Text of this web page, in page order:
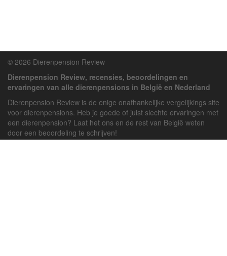
© 2026 Dierenpension Review
Dierenpension Review, recensies, beoordelingen en
ervaringen van alle dierenpensions in België en Nederland
Dierenpension Review is de enige onafhankelijke vergelijkings site
voor dierenpensions. Heb je goede of juist slechte ervaringen met
een dierenpension? Laat het ons en de rest van België weten
door een beoordeling te schrijven!